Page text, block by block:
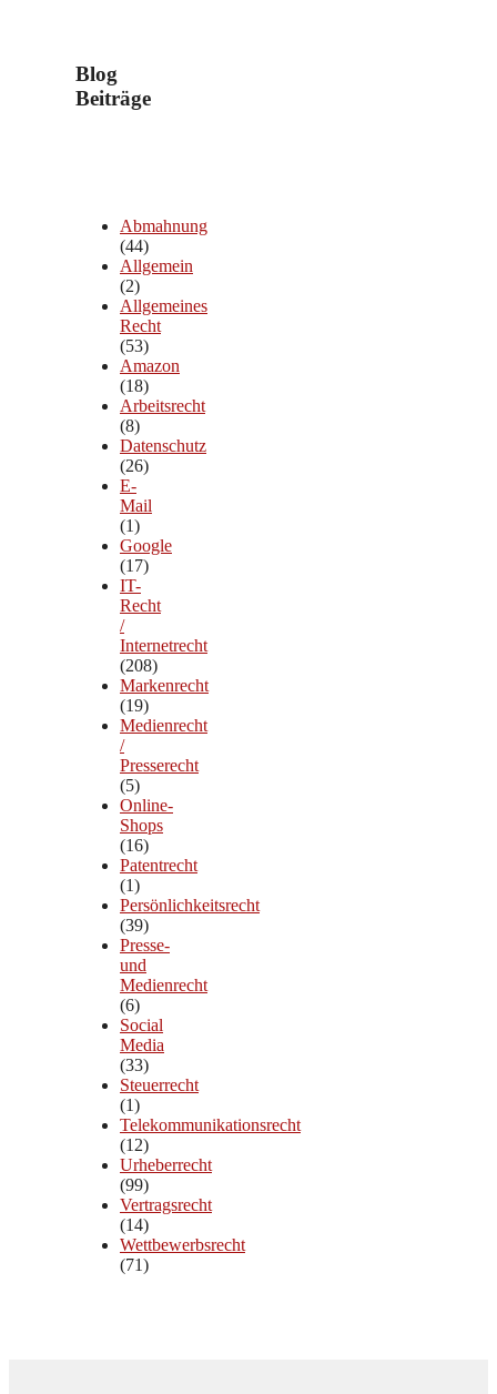
Blog
Beiträge
Abmahnung
(44)
Allgemein
(2)
Allgemeines
Recht
(53)
Amazon
(18)
Arbeitsrecht
(8)
Datenschutz
(26)
E-
Mail
(1)
Google
(17)
IT-
Recht
/
Internetrecht
(208)
Markenrecht
(19)
Medienrecht
/
Presserecht
(5)
Online-
Shops
(16)
Patentrecht
(1)
Persönlichkeitsrecht
(39)
Presse-
und
Medienrecht
(6)
Social
Media
(33)
Steuerrecht
(1)
Telekommunikationsrecht
(12)
Urheberrecht
(99)
Vertragsrecht
(14)
Wettbewerbsrecht
(71)